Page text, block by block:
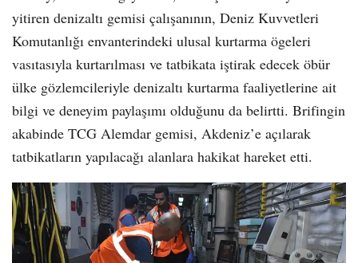
yitiren denizaltı gemisi çalışanının, Deniz Kuvvetleri
Komutanlığı envanterindeki ulusal kurtarma ögeleri
vasıtasıyla kurtarılması ve tatbikata iştirak edecek öbür
ülke gözlemcileriyle denizaltı kurtarma faaliyetlerine ait
bilgi ve deneyim paylaşımı olduğunu da belirtti. Brifingin
akabinde TCG Alemdar gemisi, Akdeniz’e açılarak
tatbikatların yapılacağı alanlara hakikat hareket etti.